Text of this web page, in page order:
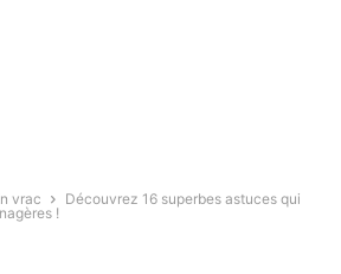
vrac
Découvrez 16 superbes astuces qui
!